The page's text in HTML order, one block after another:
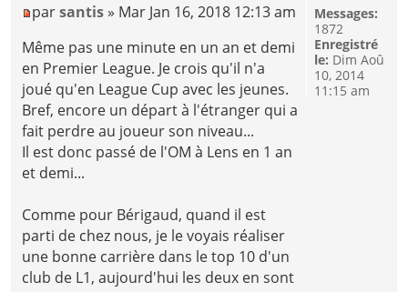
parsantis » Mar Jan 16, 2018 12:13 am
Même pas une minute en un an et demi
en Premier League. Je crois qu'il n'a
joué qu'en League Cup avec les jeunes.
Bref, encore un départ à l'étranger qui a
fait perdre au joueur son niveau...
Il est donc passé de l'OM à Lens en 1 an
et demi...
Comme pour Bérigaud, quand il est
parti de chez nous, je le voyais réaliser
une bonne carrière dans le top 10 d'un
club de L1, aujourd'hui les deux en sont
Messages:
1872
Enregistré
le: Dim Aoû
10, 2014
11:15 am